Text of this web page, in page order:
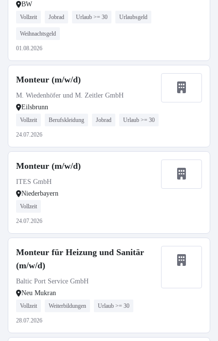
BW
Vollzeit Jobrad Urlaub >= 30 Urlaubsgeld
Weihnachtsgeld
01.08.2026
Monteur (m/w/d)
M. Wiedenhöfer und M. Zeitler GmbH
Eilsbrunn
Vollzeit Berufskleidung Jobrad Urlaub >= 30
24.07.2026
Monteur (m/w/d)
ITES GmbH
Niederbayern
Vollzeit
24.07.2026
Monteur für Heizung und Sanitär
(m/w/d)
Baltic Port Service GmbH
Neu Mukran
Vollzeit Weiterbildungen Urlaub >= 30
28.07.2026